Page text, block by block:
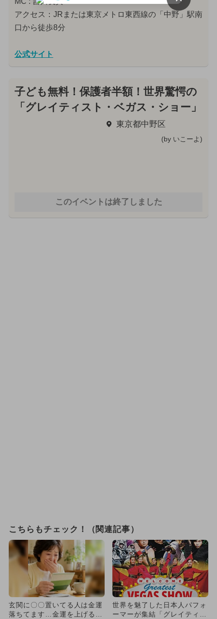
アクセス：JRまたは東京メトロ東西線の「中野」駅南
口から徒歩8分
公式サイト
子ども無料！保護者半額！世界驚愕の
「グレイティスト・ベガス・ショー」
東京都中野区
(by いこーよ)
このイベントは終了しました
こちらもチェック！（関連記事）
玄関に〇〇置いてる人は金運
落ちてます…金運を上げる方
世界を魅了した日本人パフォ
ーマーが集結「グレイティス